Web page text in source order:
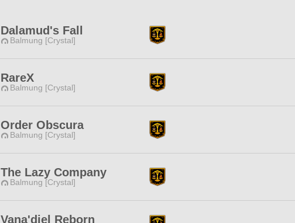
Dalamud's Fall
Balmung [Crystal]
RareX
Balmung [Crystal]
Order Obscura
Balmung [Crystal]
The Lazy Company
Balmung [Crystal]
Vana'diel Reborn